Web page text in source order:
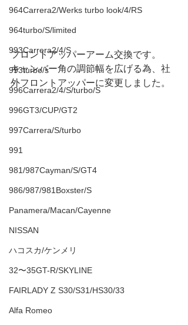
964Carrera2/Werks turbo look/4/RS
964turbo/S/limited
993Carrera2/4/S
993turbo/s
996Carrera2/4/S/turbo/S
996GT3/CUP/GT2
997Carrera/S/turbo
991
981/987Cayman/S/GT4
986/987/981Boxster/S
Panamera/Macan/Cayenne
NISSAN
ハコスカ/ケンメリ
32〜35GT-R/SKYLINE
FAIRLADY Z S30/S31/HS30/33
Alfa Romeo
フロントアッパーアーム交換です。
キャンバー角の調節幅を広げる為、社
外フロントアッパーに変更しました。